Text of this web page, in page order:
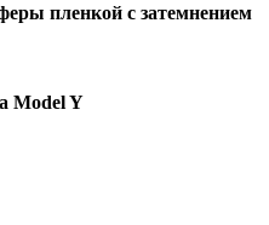
пленкой с затемнением
Model Y